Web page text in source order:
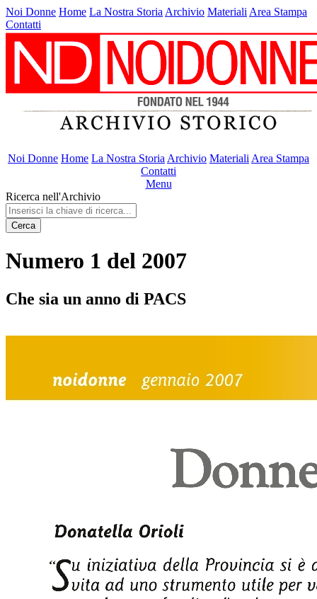
Noi Donne Home La Nostra Storia Archivio Materiali Area Stampa
Contatti
Noi Donne Home La Nostra Storia Archivio Materiali Area Stampa
Contatti
Menu
Ricerca nell'Archivio
Cerca
Numero 1 del 2007
Che sia un anno di PACS